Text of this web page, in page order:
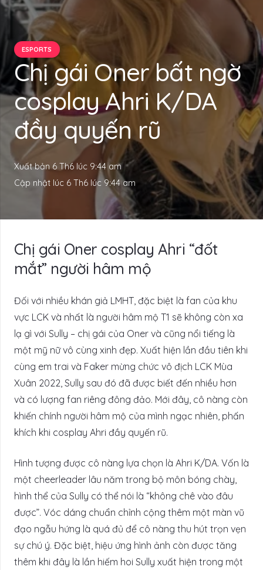
ESPORTS
Chị gái Oner bất ngờ
cosplay Ahri K/DA
đầy quyến rũ
Xuất bản6 Th6 lúc 9:44 am
Cập nhật lúc 6 Th6 lúc 9:44 am
Chị gái Oner cosplay Ahri “đốt
mắt” người hâm mộ
Đối với nhiều khán giả LMHT, đặc biệt là fan của khu
vực LCK và nhất là người hâm mộ T1 sẽ không còn xa
lạ gì với Sully – chị gái của Oner và cũng nổi tiếng là
một mỹ nữ vô cùng xinh đẹp. Xuất hiện lần đầu tiên khi
cùng em trai và Faker mừng chức vô địch LCK Mùa
Xuân 2022, Sully sau đó đã được biết đến nhiều hơn
và có lượng fan riêng đông đảo. Mới đây, cô nàng còn
khiến chính người hâm mộ của mình ngạc nhiên, phấn
khích khi cosplay Ahri đầy quyến rũ.
Hình tượng được cô nàng lựa chọn là Ahri K/DA. Vốn là
một cheerleader lâu năm trong bộ môn bóng chày,
hình thể của Sully có thể nói là “không chê vào đâu
được”. Vóc dáng chuẩn chỉnh cộng thêm một màn vũ
đạo ngẫu hứng là quá đủ để cô nàng thu hút trọn vẹn
sự chú ý. Đặc biệt, hiệu ứng hình ảnh còn được tăng
thêm khi đây là lần hiếm hoi Sully xuất hiện trong một